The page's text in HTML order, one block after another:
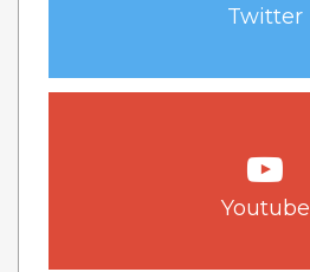
Twitter
Youtube